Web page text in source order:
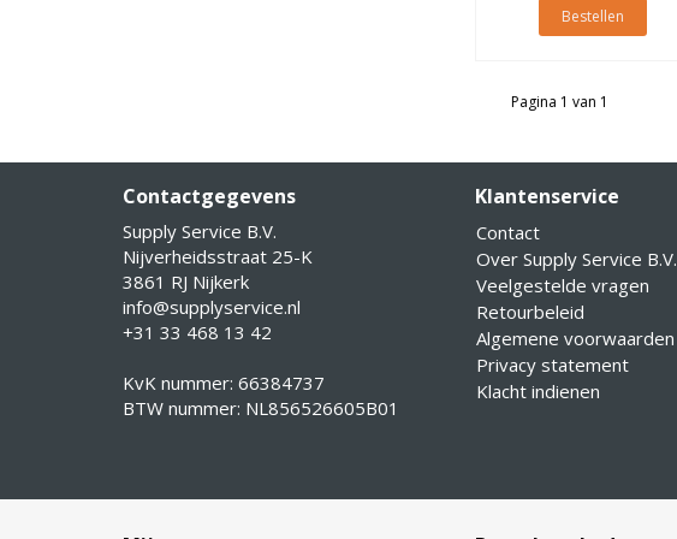
Bestellen
Pagina 1 van 1
Contactgegevens
Supply Service B.V.
Nijverheidsstraat 25-K
3861 RJ Nijkerk
info@supplyservice.nl
+31 33 468 13 42
KvK nummer: 66384737
BTW nummer: NL856526605B01
Klantenservice
Contact
Over Supply Service B.V.
Veelgestelde vragen
Retourbeleid
Algemene voorwaarden
Privacy statement
Klacht indienen